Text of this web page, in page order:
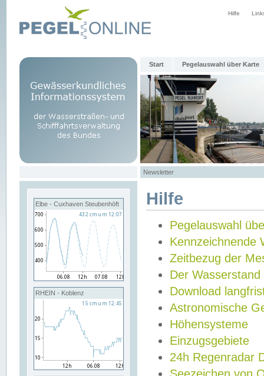
Hilfe
Start Pegelauswahl über Karte
Newsletter
Elbe - Cuxhaven Steubenhöft
RHEIN - Koblenz
Hilfe
Pegelauswahl
Kennzeichnende
Zeitbezug der
Der Wasserstand
Download
Astronomische
Höhensysteme
Einzugsgebiete
24h Regenradar